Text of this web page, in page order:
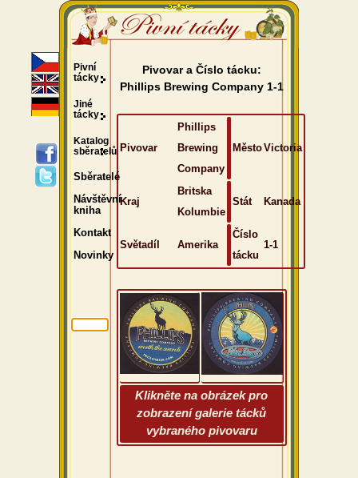
Pivovar a Číslo tácku:
Phillips Brewing Company 1-1
Pivovar
Phillips
Brewing
Company
MěstoVictoria
Kraj
Britska
Kolumbie
Stát Kanada
Světadíl Amerika
Číslo
tácku
1-1
Klikněte na obrázek pro
zobrazení galerie tácků
vybraného pivovaru
Pivní
tácky
Jiné
tácky
Katalog
sběratelů
Sběratelé
Návštěvní
kniha
Kontakt
Novinky